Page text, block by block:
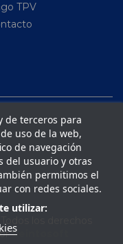
TPV
de terceros para
uso de la web,
de navegación
del usuario y otras
permitimos el
con redes sociales.
utilizar:
Seintosoft